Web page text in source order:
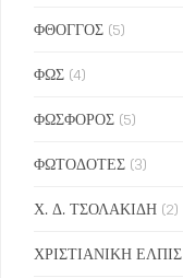
ΦΘΟΓΓΟΣ (5)
ΦΩΣ (4)
ΦΩΣΦΟΡΟΣ (5)
ΦΩΤΟΔΟΤΕΣ (3)
Χ. Δ. ΤΣΟΛΑΚΙΔΗ (2)
ΧΡΙΣΤΙΑΝΙΚΗ ΕΛΠΙΣ